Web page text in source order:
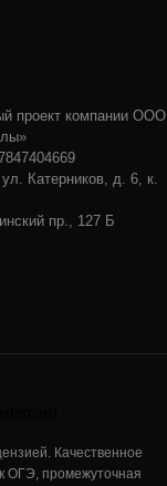
проект компании ООО
Катерников, д. 6, к.
пр., 127 Б
Качественное
ОГЭ, промежуточная